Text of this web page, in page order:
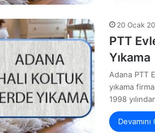
20 Ocak
PTT
Yıkama
Adana PTT
yıkama
1998
Devamını